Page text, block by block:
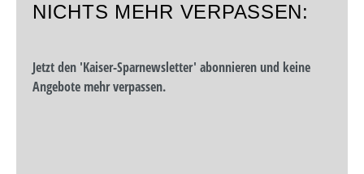
NICHTS MEHR VERPASSEN:
Jetzt den 'Kaiser-Sparnewsletter' abonnieren und keine
Angebote mehr verpassen.